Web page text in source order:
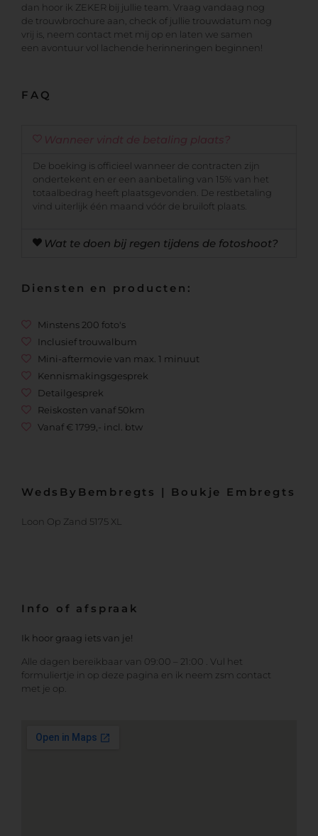
dan hoor ik ZEKER bij jullie team. Vraag vandaag nog
de trouwbrochure aan, check of jullie trouwdatum nog
vrij is, neem contact met mij op en laten we samen
een avontuur vol lachende herinneringen beginnen!
FAQ
Wanneer vindt de betaling plaats?
De boeking is officieel wanneer de contracten zijn
ondertekent en er een aanbetaling van 15% van het
totaalbedrag heeft plaatsgevonden. De restbetaling
vind uiterlijk één maand vóór de bruiloft plaats.
Wat te doen bij regen tijdens de fotoshoot?
Diensten en producten:
Minstens 200 foto's
Inclusief trouwalbum
Mini-aftermovie van max. 1 minuut
Kennismakingsgesprek
Detailgesprek
Reiskosten vanaf 50km
Vanaf € 1799,- incl. btw
WedsByBembregts | Boukje Embregts
Loon Op Zand 5175 XL
Info of afspraak
Ik hoor graag iets van je!
Alle dagen bereikbaar van 09:00 – 21:00 . Vul het
formuliertje in op deze pagina en ik neem zsm contact
met je op.